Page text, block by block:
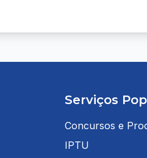
Serviços
Concursos e
IPTU